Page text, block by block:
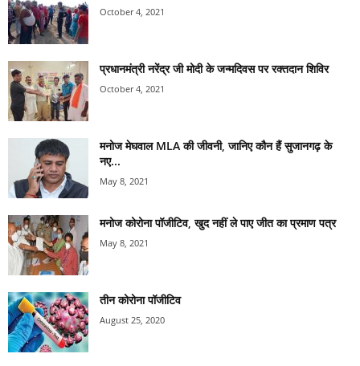
October 4, 2021
प्रधानमंत्री नरेंद्र जी मोदी के जन्मदिवस पर रक्तदान शिविर
October 4, 2021
मनोज मेघवाल MLA की जीवनी, जानिए कौन हैं सुजानगढ़ के
नए...
May 8, 2021
मनोज कोरोना पॉजीटिव, खुद नहीं ले पाए जीत का प्रमाण पत्र
May 8, 2021
तीन कोरोना पॉजीटिव
August 25, 2020